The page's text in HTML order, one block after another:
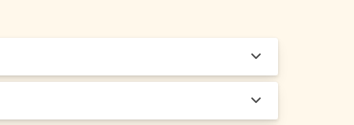
puede disponer de espacios